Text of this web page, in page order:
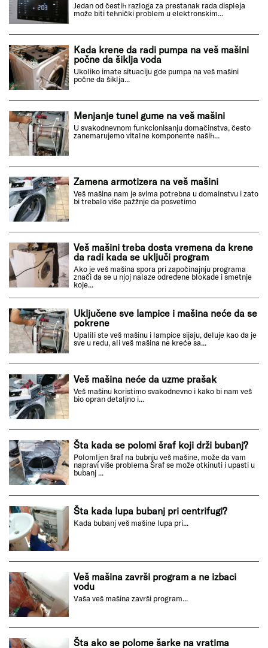
Jedan od čestih razloga za prestanak rada displeja
može biti tehnički problem u elektronskim...
Kada krene da radi pumpa na veš mašini
počne da šiklja voda
Ukoliko imate situaciju gde pumpa na veš mašini
počne da šiklja...
Menjanje tunel gume na veš mašini
U svakodnevnom funkcionisanju domačinstva, često
zanemarujemo vitalne komponente naših...
Zamena armotizera na veš mašini
Veš mašina nam je svima potrebna u domainstvu i zato
bi trebalo više pažžnje da posvetimo
Veš mašini treba dosta vremena da krene
da radi kada se uključi program
Ako je veš mašina spora pri započinajnju programa
znači da se u njoj nalaze određene blokade i smetnje
koje...
Uključene sve lampice i mašina neće da se
pokrene
Upalili ste veš mašinu i lampice sijaju, deluje kao da je
sve u redu, ali veš mašina ne kreće sa...
Veš mašina neće da uzme prašak
Veš mašinu koristimo svakodnevno i kako bi nam veš
bio opran detaljno i...
Šta kada se polomi šraf koji drži bubanj?
Polomljen šraf na bubnju veš mašine, može da vam
napravi više problema Šraf se može otkinuti i upasti u
bubanj ...
Šta kada lupa bubanj pri centrifugi?
Kada bubanj veš mašine lupa pri...
Veš mašina završi program a ne izbaci
vodu
Vaša veš mašina završi program...
Šta ako se polome šarke na vratima